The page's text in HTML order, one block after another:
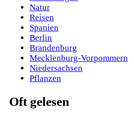
Natur
Reisen
Spanien
Berlin
Brandenburg
Mecklenburg-Vorpommern
Niedersachsen
Pflanzen
Oft gelesen